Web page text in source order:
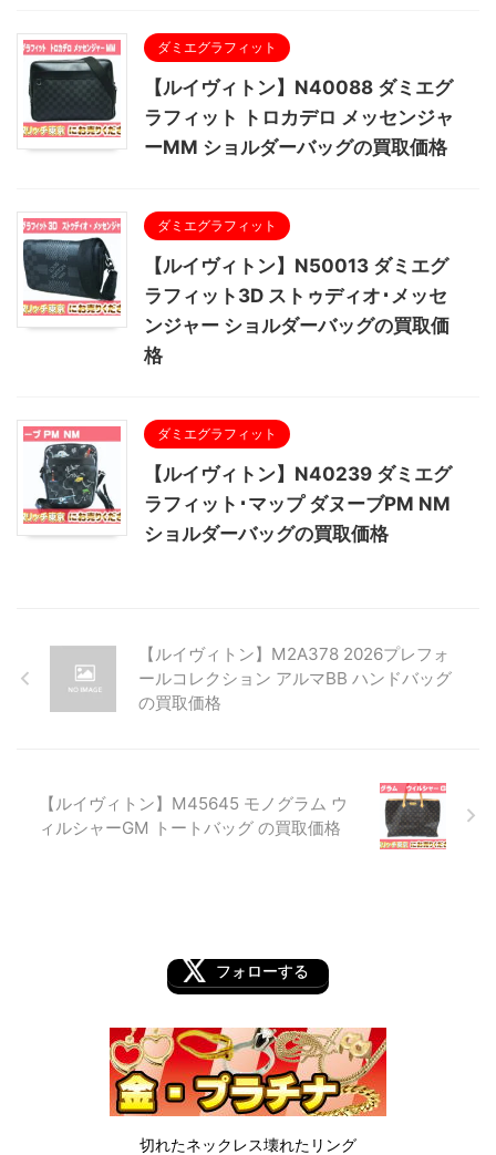
ダミエグラフィット
【ルイヴィトン】N40088 ダミエグ
ラフィット トロカデロ メッセンジャ
ーMM ショルダーバッグの買取価格
ダミエグラフィット
【ルイヴィトン】N50013 ダミエグ
ラフィット3D ストゥディオ･メッセ
ンジャー ショルダーバッグの買取価
格
ダミエグラフィット
【ルイヴィトン】N40239 ダミエグ
ラフィット･マップ ダヌーブPM NM
ショルダーバッグの買取価格
【ルイヴィトン】M2A378 2026プレフォ
ールコレクション アルマBB ハンドバッグ
の買取価格
【ルイヴィトン】M45645 モノグラム ウ
ィルシャーGM トートバッグ の買取価格
フォローする
切れたネックレス壊れたリング